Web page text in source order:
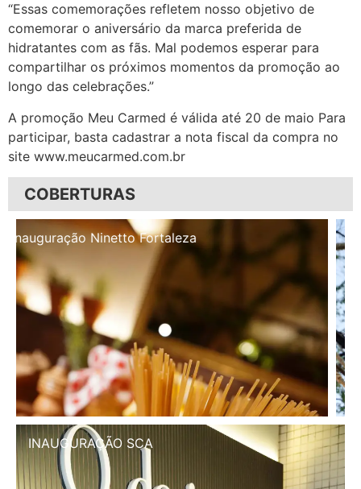
“Essas comemorações refletem nosso objetivo de
comemorar o aniversário da marca preferida de
hidratantes com as fãs. Mal podemos esperar para
compartilhar os próximos momentos da promoção ao
longo das celebrações.”
A promoção Meu Carmed é válida até 20 de maio Para
participar, basta cadastrar a nota fiscal da compra no
site www.meucarmed.com.br
COBERTURAS
Inauguração Illa Café
INAUGURAÇÃO SCA